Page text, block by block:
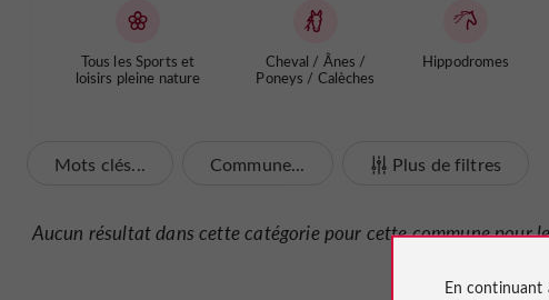
Tous les Sports et
loisirs pleine nature
Cheval / Ânes /
Poneys / Calèches
Hippodromes
Mots clés... Commune... Plus de filtres
Aucun résultat dans cette catégorie pour cette commune pour
En continuant